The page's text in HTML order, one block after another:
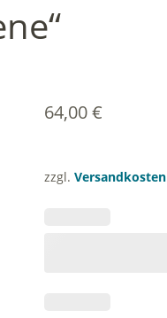
64,00€
zzgl.Versandkosten